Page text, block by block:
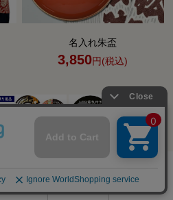
名入れ朱盃
3,850円(税込)
会員ページ 店舗案内